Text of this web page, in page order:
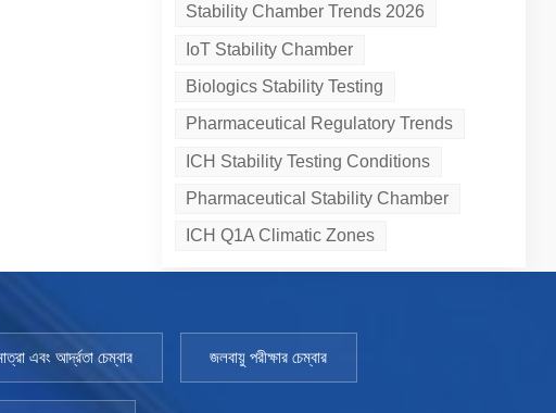
Stability Chamber Trends 2026
IoT Stability Chamber
Biologics Stability Testing
Pharmaceutical Regulatory Trends
ICH Stability Testing Conditions
Pharmaceutical Stability Chamber
ICH Q1A Climatic Zones
করে না।
আর্দ্রতা
এবং আর্দ্রতা চেম্বার জলবায়ু পরীক্ষার চেম্বার